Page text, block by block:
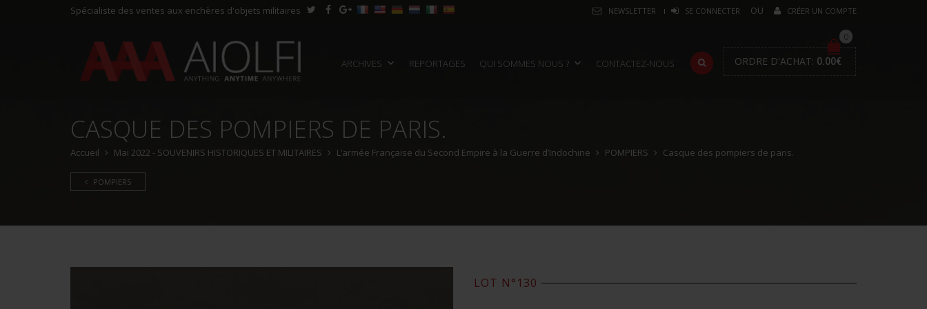
Spécialiste des ventes aux enchères d'objets militaires NEWSLETTER SE CONNECTER CRÉER UN COMPTE
ARCHIVES REPORTAGES QUI SOMMES NOUS ? CONTACTEZ-NOUS
0
ORDRE D'ACHAT: 0.00€
CASQUE DES POMPIERS DE PARIS.
Accueil Mai 2022 - SOUVENIRS HISTORIQUES ET MILITAIRES L’armée Française du Second Empire à la Guerre d’Indochine POMPIERS Casque des pompiers de paris.
POMPIERS
LOT N°130